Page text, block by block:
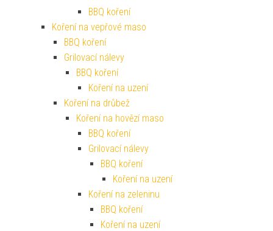
BBQ koření
Koření na vepřové maso
BBQ koření
Grilovací nálevy
BBQ koření
Koření na uzení
Koření na drůbež
Koření na hovězí maso
BBQ koření
Grilovací nálevy
BBQ koření
Koření na uzení
Koření na zeleninu
BBQ koření
Koření na uzení